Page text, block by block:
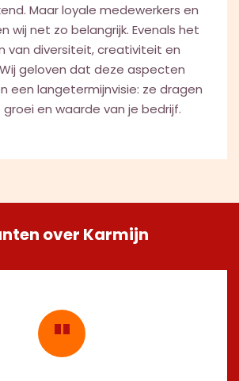
Maar loyale medewerkers en
wij net zo belangrijk. Evenals het
van diversiteit, creativiteit en
geloven dat deze aspecten
een langetermijnvisie: ze dragen
en waarde van je bedrijf.
over Karmijn